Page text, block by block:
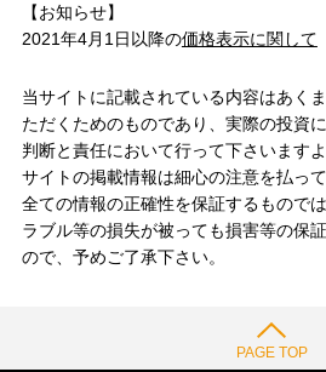
【お知らせ】
2021年4月1日以降の価格表示に関して
当サイトに記載されている内容はあく
ただくためのものであり、実際の投資
判断と責任において行って下さいます
サイトの掲載情報は細心の注意を払っ
全ての情報の正確性を保証するもので
ラブル等の損失が被っても損害等の保
ので、予めご了承下さい。
PAGE TOP